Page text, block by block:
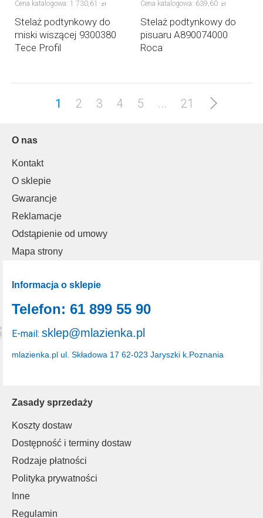
Cena katalogowa: 1 730 61 zł
Stelaż podtynkowy do
miski wiszącej 9300380
Tece Profil
Cena katalogowa: 639 60 zł
Stelaż podtynkowy do
pisuaru A890074000
Roca
1 2 3 4 5 ... 21
O nas
Kontakt
O sklepie
Gwarancje
Reklamacje
Odstąpienie od umowy
Mapa strony
Zasady sprzedaży
Koszty dostaw
Dostępność i terminy dostaw
Rodzaje płatności
Polityka prywatności
Inne
Regulamin
Informacja o sklepie
mlazienka.pl ul. Składowa 17 62-023 Jaryszki k.Poznania
Telefon: 61 899 55 90
E-mail: sklep@mlazienka.pl